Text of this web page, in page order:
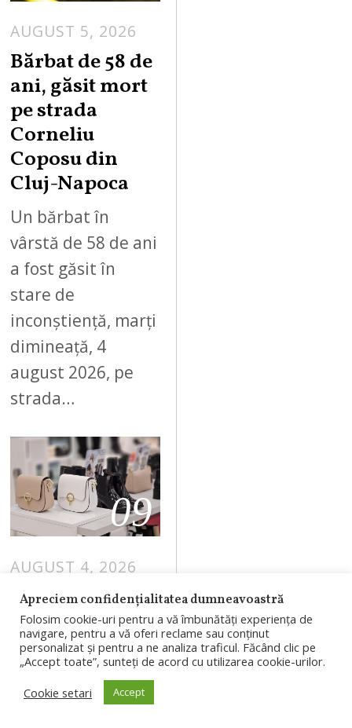
AUGUST 5, 2026
Bărbat de 58 de
ani, găsit mort
pe strada
Corneliu
Coposu din
Cluj-Napoca
Un bărbat în
vârstă de 58 de ani
a fost găsit în
stare de
inconștiență, marți
dimineață, 4
august 2026, pe
strada…
09
AUGUST 4, 2026
Branduri
românești, în
proiectul
RIVUS: un nou
concept al
Apreciem confidențialitatea dumneavoastră
Folosim cookie-uri pentru a vă îmbunătăți experiența de
navigare, pentru a vă oferi reclame sau conținut
personalizat și pentru a ne analiza traficul. Făcând clic pe
„Accept toate”, sunteți de acord cu utilizarea cookie-urilor.
Cookie setari
Accept